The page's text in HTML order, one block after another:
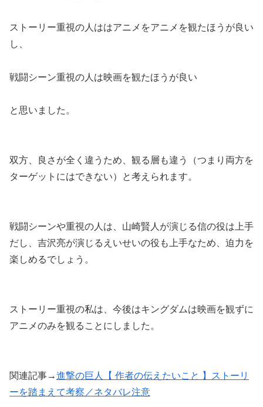
ストーリー重視の人ははアニメをアニメを観たほうが良い
し、
戦闘シーン重視の人は映画を観たほうが良い
と思いました。
双方、良さが全く違うため、観る層も違う（つまり両方を
ターゲットにはできない）と考えられます。
戦闘シーンや重視の人は、山崎賢人が演じる信の役は上手
だし、吉沢亮が演じるえいせいの役も上手なため、迫力を
楽しめるでしょう。
ストーリー重視の私は、今後はキングダムは映画を観ずに
アニメのみを観ることにしました。
関連記事→進撃の巨人【 作者の伝えたいこと 】ストーリ
ーを踏まえて考察／ネタバレ注意